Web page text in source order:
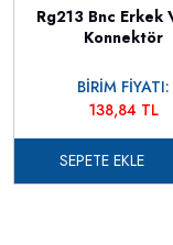
Rg213 Bnc Erkek
Konnektör
BİRİM FİYATI:
138,84 TL
SEPETE EKLE